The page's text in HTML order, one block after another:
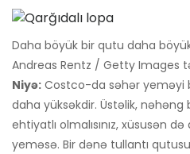
Daha böyük bir qutu daha
Andreas Rentz / Getty Images
Niyə: Costco-da səhər yeməyi
daha yüksəkdir. Üstəlik,
ehtiyatlı olmalısınız, xüsusən
yeməsə. Bir dənə tullantı